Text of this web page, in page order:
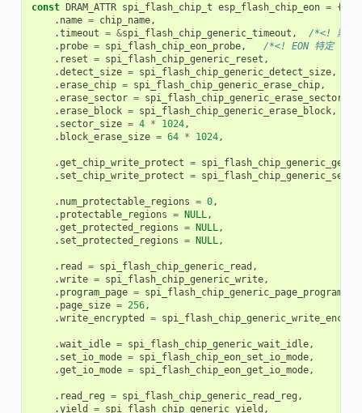
const DRAM_ATTR spi_flash_chip_t esp_flash_chip_eon = {
. name = chip_name,
.timeout = &spi_flash_chip_generic_timeout ,
/*<! 默认
. probe = spi_flash_chip_eon_probe,
/*<! EON 特定 */
. reset = spi_flash_chip_generic_reset ,
.detect_size = spi_flash_chip_generic_detect_size,
.erase_chip = spi_flash_chip_generic_erase_chip,
.erase_sector = spi_flash_chip_generic_erase_sector
.erase_block = spi_flash_chip_generic_erase_block,
. sector_size = 4 * 1024,
. block_erase_size = 64 * 1024,
.get_chip_write_protect =
. set_chip_write_protect =
. num_protectable_regions = 0,
. protectable_regions = NULL,
.get_protected_regions = NULL,
. set_protected_regions = NULL,
. read = spi_flash_chip_generic_read ,
.write = spi_flash_chip_generic_write,
. program_page = spi_flash_chip_generic_page_program
. page_size = 256,
.write_encrypted =
.wait_idle = spi_flash_chip_generic_wait_idle,
. set_io_mode = spi_flash_chip_eon_set_io_mode,
.get_io_mode = spi_flash_chip_eon_get_io_mode,
. read_reg = spi_flash_chip_generic_read_reg ,
.yield = spi_flash_chip_generic_yield ,